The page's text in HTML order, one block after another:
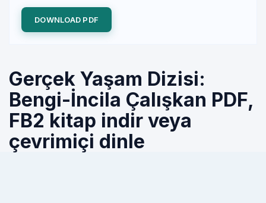
DOWNLOAD PDF
Gerçek Yaşam Dizisi:
Bengi-İncila Çalışkan PDF,
FB2 kitap indir veya
çevrimiçi dinle